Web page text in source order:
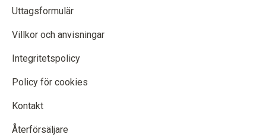
Uttagsformulär
Villkor och anvisningar
Integritetspolicy
Policy för cookies
Kontakt
Återförsäljare